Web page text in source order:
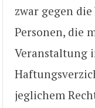
zwar gegen
Personen, die
Veranstaltung
jeglichem